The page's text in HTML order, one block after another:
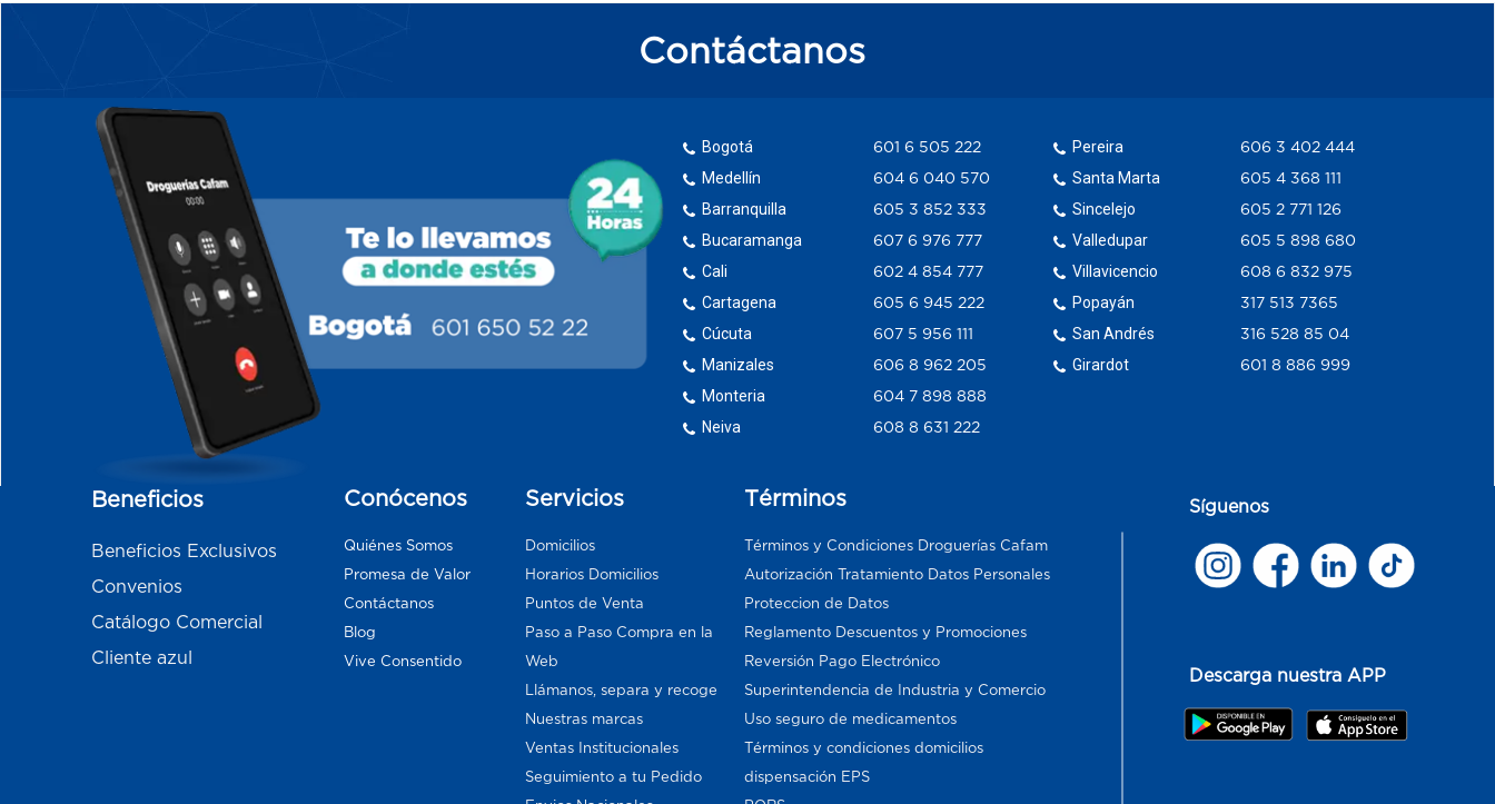
Contáctanos
Bogotá
Medellín
Barranquilla
Bucaramanga
Cali
Cartagena
Cúcuta
Manizales
Monteria
Neiva
601 6 505 222
604 6 040 570
605 3 852 333
607 6 976 777
602 4 854 777
605 6 945 222
607 5 956 111
606 8 962 205
604 7 898 888
608 8 631 222
Pereira
Santa Marta
Sincelejo
Valledupar
Villavicencio
Popayán
San Andrés
Girardot
606 3 402 444
605 4 368 111
605 2 771 126
605 5 898 680
608 6 832 975
317 513 7365
316 528 85 04
601 8 886 999
Beneficios
Beneficios Exclusivos
Convenios
Catálogo Comercial
Cliente azul
Conócenos
Quiénes Somos
Promesa de Valor
Contáctanos
Blog
Vive Consentido
Servicios
Domicilios
Horarios Domicilios
Puntos de Venta
Paso a Paso Compra en la
Web
Llámanos, separa y recoge
Nuestras marcas
Ventas Institucionales
Seguimiento a tu Pedido
Términos
Términos y Condiciones Droguerías Cafam
Autorización Tratamiento Datos Personales
Proteccion de Datos
Reglamento Descuentos y Promociones
Reversión Pago Electrónico
Superintendencia de Industria y Comercio
Uso seguro de medicamentos
Términos y condiciones domicilios
dispensación EPS
Síguenos
Descarga nuestra APP